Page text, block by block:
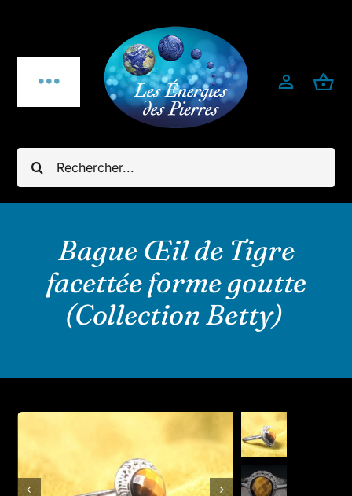
contenu
Rechercher:
Toggle
Navigation
Pierres fines
Bijoux pierres & argent 925
Bague Œil de Tigre
facettée forme goutte
(Collection Betty)